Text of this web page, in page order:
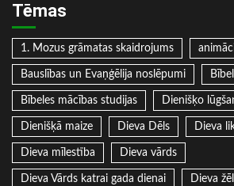
Tēmas
1. Mozus grāmatas skaidrojums
Bauslības un Evaņģēlija noslēpumi
Bībeles mācības studijas Dienišķo
Dienišķā maize Dieva Dēls Dieva
Dieva mīlestība Dieva vārds
Dieva Vārds katrai gada dienai Dieva